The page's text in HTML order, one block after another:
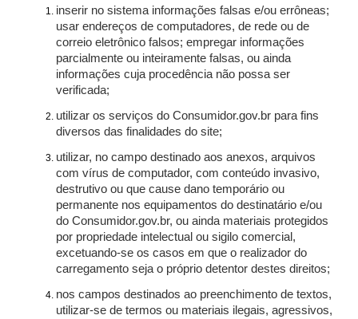
inserir no sistema informações falsas e/ou errôneas;
usar endereços de computadores, de rede ou de
correio eletrônico falsos; empregar informações
parcialmente ou inteiramente falsas, ou ainda
informações cuja procedência não possa ser
verificada;
utilizar os serviços do Consumidor.gov.br para fins
diversos das finalidades do site;
utilizar, no campo destinado aos anexos, arquivos
com vírus de computador, com conteúdo invasivo,
destrutivo ou que cause dano temporário ou
permanente nos equipamentos do destinatário e/ou
do Consumidor.gov.br, ou ainda materiais protegidos
por propriedade intelectual ou sigilo comercial,
excetuando-se os casos em que o realizador do
carregamento seja o próprio detentor destes direitos;
nos campos destinados ao preenchimento de textos,
utilizar-se de termos ou materiais ilegais, agressivos,